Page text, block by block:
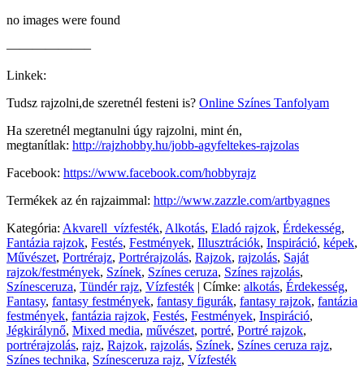
no images were found
——————–
Linkek:
Tudsz rajzolni,de szeretnél festeni is? Online Színes Tanfolyam
Ha szeretnél megtanulni úgy rajzolni, mint én,
megtanítlak: http://rajzhobby.hu/jobb-agyfeltekes-rajzolas
Facebook: https://www.facebook.com/hobbyrajz
Termékek az én rajzaimmal: http://www.zazzle.com/artbyagnes
Kategória: Akvarell_vízfesték, Alkotás, Eladó rajzok, Érdekesség,
Fantázia rajzok, Festés, Festmények, Illusztrációk, Inspiráció, képek,
Művészet, Portrérajz, Portrérajzolás, Rajzok, rajzolás, Saját
rajzok/festmények, Színek, Színes ceruza, Színes rajzolás,
Színesceruza, Tündér rajz, Vízfesték | Címke: alkotás, Érdekesség,
Fantasy, fantasy festmények, fantasy figurák, fantasy rajzok, fantázia
festmények, fantázia rajzok, Festés, Festmények, Inspiráció,
Jégkirálynő, Mixed media, művészet, portré, Portré rajzok,
portrérajzolás, rajz, Rajzok, rajzolás, Színek, Színes ceruza rajz,
Színes technika, Színesceruza rajz, Vízfesték